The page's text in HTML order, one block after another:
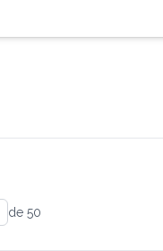
de 50